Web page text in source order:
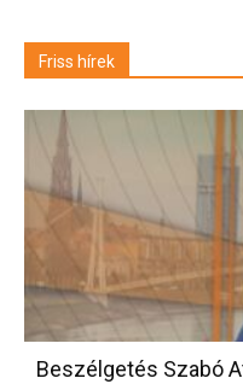
Friss hírek
Beszélgetés Szabó